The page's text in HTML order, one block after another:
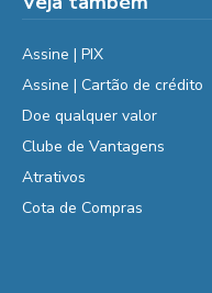
Assine | PIX
Assine | Cartão de crédito
Doe qualquer valor
Clube de Vantagens
Atrativos
Cota de Compras